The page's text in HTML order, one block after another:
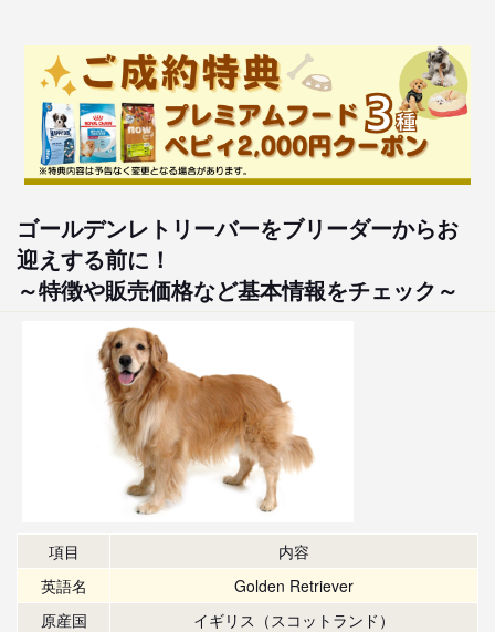
ゴールデンレトリーバーをブリーダーからお
迎えする前に！
～特徴や販売価格など基本情報をチェック～
項目
内容
英語名
Golden Retriever
原産国
イギリス（スコットランド）